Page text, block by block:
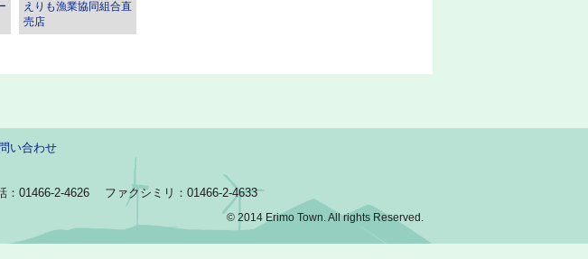
えりも漁業協同組合直
売店
い合わせ
：01466-2-4626 ファクシミリ：01466-2-4633
© 2014 Erimo Town. All rights Reserved.